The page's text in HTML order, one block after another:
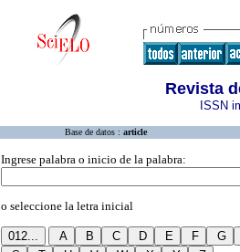
Revista
ISSN
Base de datos : article
Ingrese palabra o inicio de la palabra:
o seleccione la letra inicial